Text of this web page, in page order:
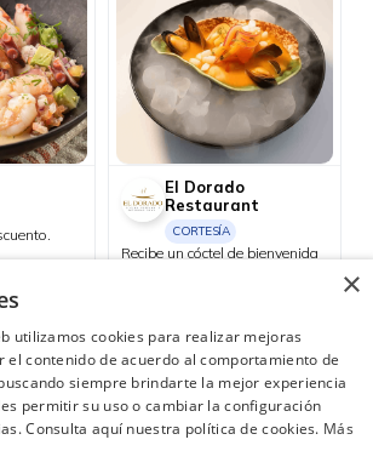
El Dorado
Restaurant
CORTESÍA
Recibe un cóctel de bienvenida
×
utilizamos cookies para realizar mejoras
el contenido de acuerdo al comportamiento de
siempre brindarte la mejor experiencia
permitir su uso o cambiar la configuración
Consulta aquí nuestra política de cookies. Más